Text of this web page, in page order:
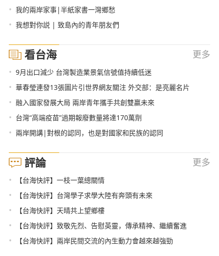
• 我的兩岸家事|半紙家書一灣鄉愁
• 我想對你説 | 致島內的青年朋友們
看台海 更多
• 9月出口減少 台灣製造業景氣信號值持續低迷
• 華春瑩連發13張圖片引世界網友關注 外交部：是亮麗名片
• 融入國家發展大局 兩岸青年攜手共創雙贏未來
• 台灣“高端疫苗”過期報廢數量將達170萬劑
• 兩岸開講|對根的認同，也是對國家和民族的認同
評論 更多
• 【台海快評】一枝一葉總關情
• 【台海快評】台灣學子求學大陸有奔頭有未來
• 【台海快評】天晴共上望鄉樓
• 【台海快評】致敬先烈、告慰英靈，傳承精神、繼續奮進
• 【台海快評】兩岸民間交流的內生動力會越來越強勁